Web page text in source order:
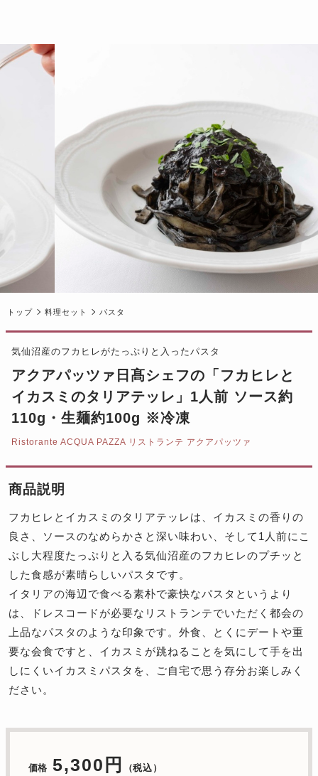
トップ 料理セット パスタ
気仙沼産のフカヒレがたっぷりと入ったパスタ
アクアパッツァ日髙シェフの「フカヒレと
イカスミのタリアテッレ」1人前 ソース約
110g・生麺約100g ※冷凍
Ristorante ACQUA PAZZA リストランテ アクアパッツァ
商品説明
フカヒレとイカスミのタリアテッレは、イカスミの香りの
良さ、ソースのなめらかさと深い味わい、そして1人前にこ
ぶし大程度たっぷりと入る気仙沼産のフカヒレのプチッと
した食感が素晴らしいパスタです。
イタリアの海辺で食べる素朴で豪快なパスタというより
は、ドレスコードが必要なリストランテでいただく都会の
上品なパスタのような印象です。外食、とくにデートや重
要な会食ですと、イカスミが跳ねることを気にして手を出
しにくいイカスミパスタを、ご自宅で思う存分お楽しみく
ださい。
価格 5,300円 （税込）